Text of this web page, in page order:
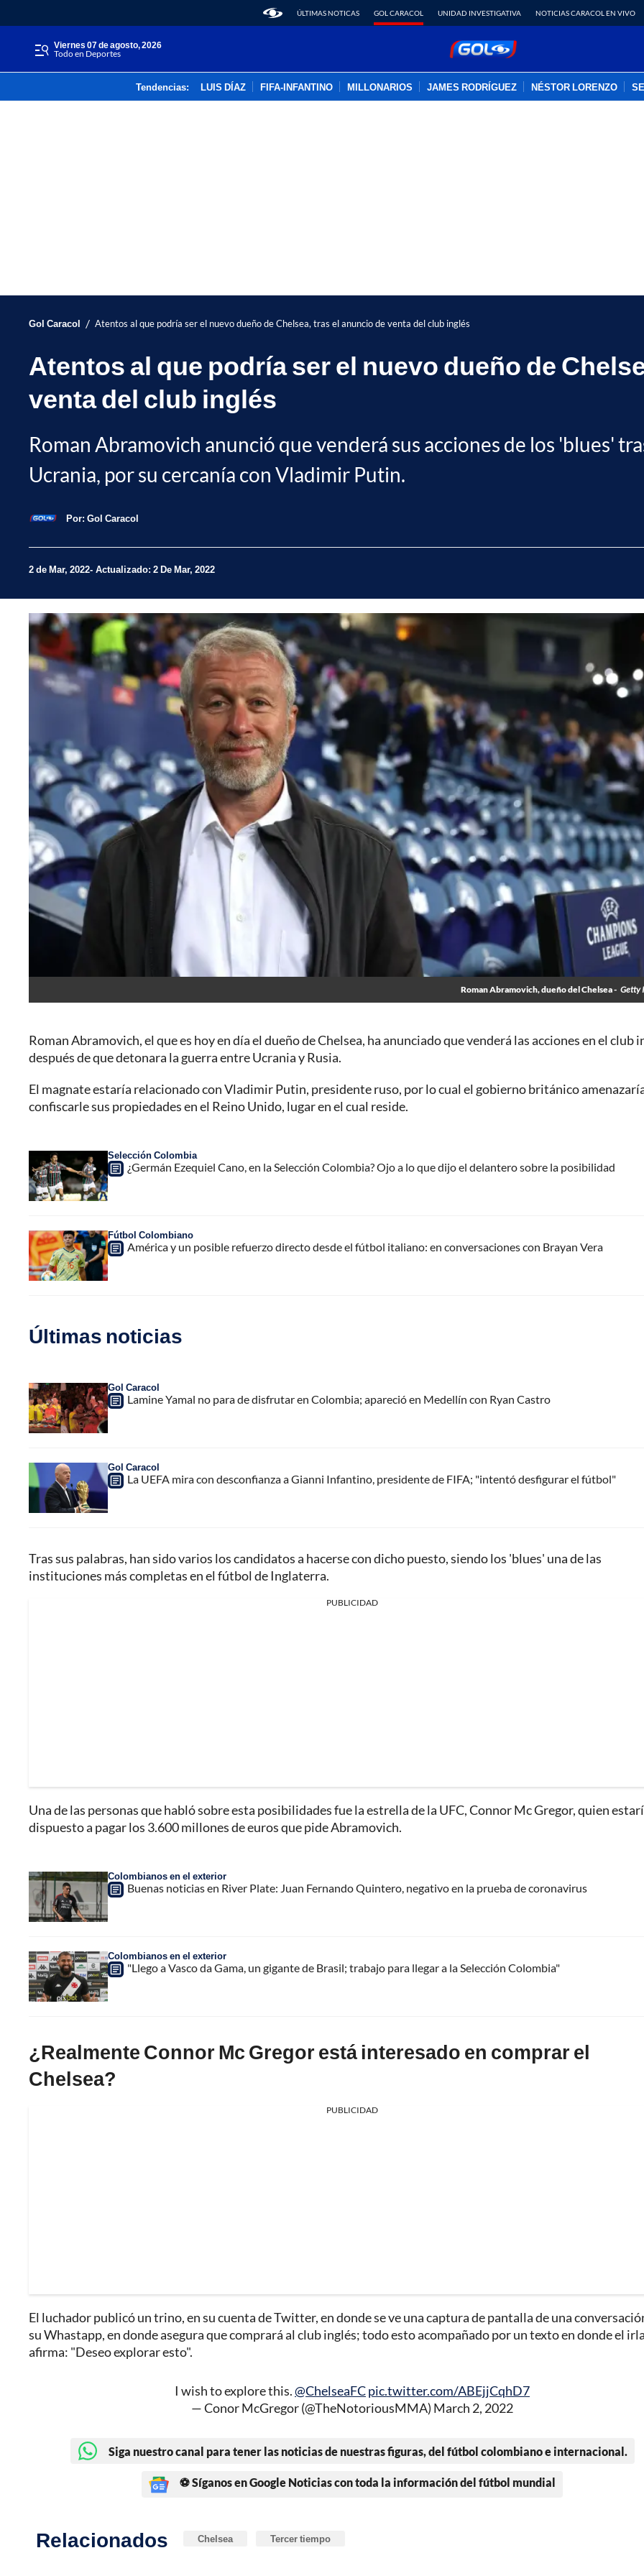
ÚLTIMAS NOTICAS GOL CARACOL UNIDAD INVESTIGATIVA NOTICIAS CARACOL EN VIVO
viernes 07 de agosto, 2026
Todo en Deportes
Tendencias: LUIS DÍAZ FIFA-INFANTINO MILLONARIOS JAMES RODRÍGUEZ NÉSTOR LORENZO
Gol Caracol / Atentos al que podría ser el nuevo dueño de Chelsea, tras el anuncio de venta del club inglés
Atentos al que podría ser el nuevo dueño de
venta del club inglés
Roman Abramovich anunció que venderá sus acciones de los 'blues'
Ucrania, por su cercanía con Vladimir Putin.
Por: Gol Caracol
2 de Mar, 2022 Actualizado: 2 De Mar, 2022
Roman Abramovich, dueño del Chelsea - Getty
Roman Abramovich, el que es hoy en día el dueño de Chelsea, ha anunciado que venderá las acciones en el club
después de que detonara la guerra entre Ucrania y Rusia.
El magnate estaría relacionado con Vladimir Putin, presidente ruso, por lo cual el gobierno británico
confiscarle sus propiedades en el Reino Unido, lugar en el cual reside.
Selección Colombia
¿Germán Ezequiel Cano, en la Selección Colombia? Ojo a lo que dijo el delantero sobre la posibilidad
Fútbol Colombiano
América y un posible refuerzo directo desde el fútbol italiano: en conversaciones con Brayan Vera
Últimas noticias
Gol Caracol
Lamine Yamal no para de disfrutar en Colombia; apareció en Medellín con Ryan Castro
Gol Caracol
La UEFA mira con desconfianza a Gianni Infantino, presidente de FIFA; "intentó desfigurar el fútbol"
Tras sus palabras, han sido varios los candidatos a hacerse con dicho puesto, siendo los 'blues' una de las
instituciones más completas en el fútbol de Inglaterra.
PUBLICIDAD
Una de las personas que habló sobre esta posibilidades fue la estrella de la UFC, Connor Mc Gregor, quien
dispuesto a pagar los 3.600 millones de euros que pide Abramovich.
Colombianos en el exterior
Buenas noticias en River Plate: Juan Fernando Quintero, negativo en la prueba de coronavirus
Colombianos en el exterior
"Llego a Vasco da Gama, un gigante de Brasil; trabajo para llegar a la Selección Colombia"
¿Realmente Connor Mc Gregor está interesado en comprar el
Chelsea?
PUBLICIDAD
El luchador publicó un trino, en su cuenta de Twitter, en donde se ve una captura de pantalla de una
su Whastapp, en donde asegura que comprará al club inglés; todo esto acompañado por un texto en donde el
afirma: "Deseo explorar esto".
I wish to explore this.@ChelseaFCpic.twitter.com/ABEjjCqhD7
— Conor McGregor (@TheNotoriousMMA) March 2, 2022
Siga nuestro canal para tener las noticias de nuestras figuras, del fútbol colombiano e internacional.
⚽ Síganos en Google Noticias con toda la información del fútbol mundial
Relacionados Chelsea Tercer tiempo